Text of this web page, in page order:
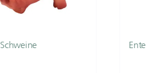
Schweine Ente